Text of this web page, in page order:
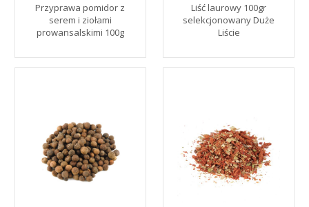
Przyprawa pomidor z
serem i ziołami
prowansalskimi 100g
Liść laurowy 100gr
selekcjonowany Duże
Liście